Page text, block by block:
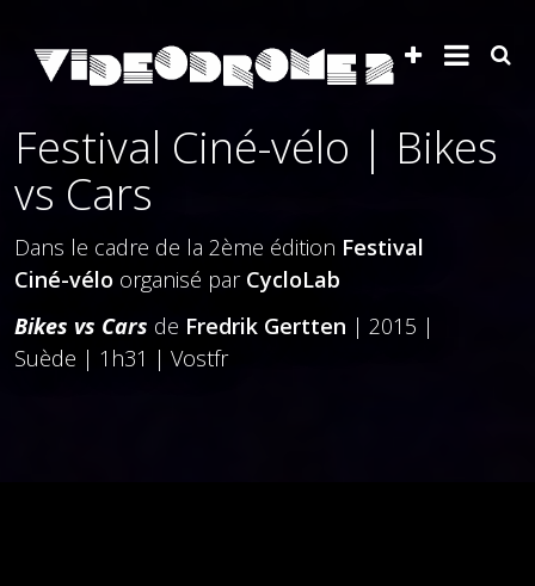
Festival Ciné-vélo | Bikes
vs Cars
Dans le cadre de la 2ème édition Festival
Ciné-vélo organisé par CycloLab
Bikes vs Cars de Fredrik Gertten | 2015 |
Suède | 1h31 | Vostfr